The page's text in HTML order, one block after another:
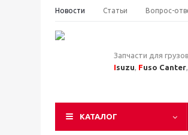
Новости Статьи Вопрос-
Запчасти для
Isuzu, Fuso Canter,
КАТАЛОГ